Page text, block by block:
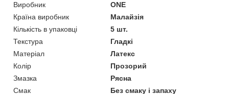
Виробник
ONE
Країна виробник
Малайзія
Кількість в упаковці
5 шт.
Текстура
Гладкі
Матеріал
Латекс
Колір
Прозорий
Змазка
Рясна
Смак
Без смаку і запаху